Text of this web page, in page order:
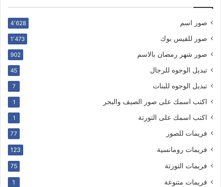
صور اسم 4٬628
صور للفيس بوك 1٬473
صور شهر رمضان بالاسم 902
تبديل الوجوه للرجال 45
تبديل الوجوه للبنات 7
اكتب اسمك على صور الصيف والبحر 1
اكتب اسمك على التورتة 1
فريمات للصور 77
فريمات رومانسية 123
فريمات التورتة 75
فريمات متنوعة 1